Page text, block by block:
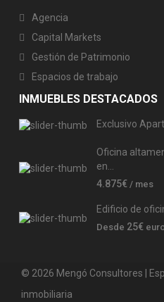
Agencia
Capital Markets
Gestión de Patrimonio
Espacios de trabajo
INMUEBLES DESTACADOS
Exclusivo
Oficina
en...
4.875€ / mes
Edificio de
Desde 25€
© 2026 Mengó Consultores |
inmobiliaria